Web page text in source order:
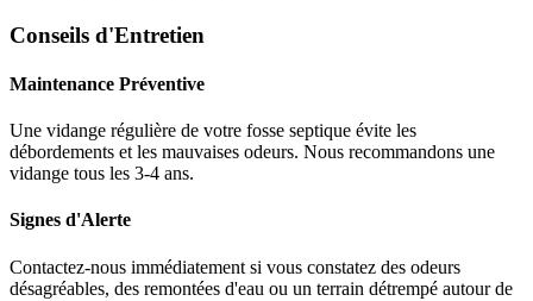
Conseils d'Entretien
Maintenance Préventive
Une vidange régulière de votre fosse septique évite les
débordements et les mauvaises odeurs. Nous recommandons une
vidange tous les 3-4 ans.
Signes d'Alerte
Contactez-nous immédiatement si vous constatez des odeurs
désagréables, des remontées d'eau ou un terrain détrempé autour de